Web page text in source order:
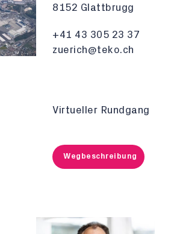
8152 Glattbrugg
+41 43 305 23 37
zuerich@teko.ch
Virtueller Rundgang
Wegbeschreibung